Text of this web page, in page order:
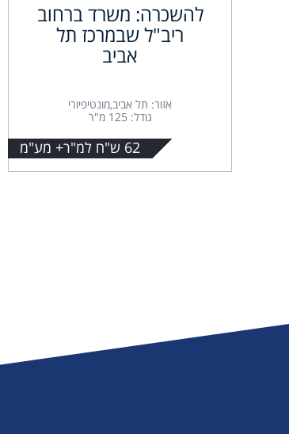
להשכרה: משרד ברחוב
ריב"ל שבמרכז תל
אביב
אזור: תל אביב,מונטיפיורי
גודל: 125 מ"ר
62 ש"ח למ"ר+ מע"מ